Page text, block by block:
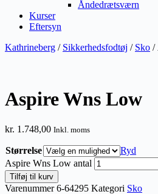
Åndedrætsværn
Kurser
Eftersyn
Kathrineberg / Sikkerhedsfodtøj / Sko /
Aspire Wns Low
kr. 1.748,00 Inkl. moms
Størrelse
Ryd
Aspire Wns Low antal
Tilføj til kurv
Varenummer6-64295 Kategori Sko